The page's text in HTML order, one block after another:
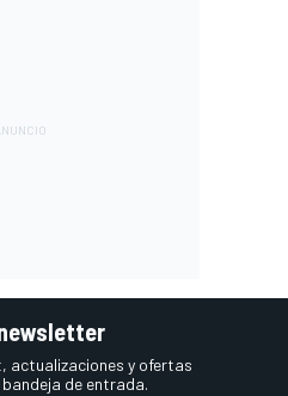
actualizaciones y ofertas
de entrada.